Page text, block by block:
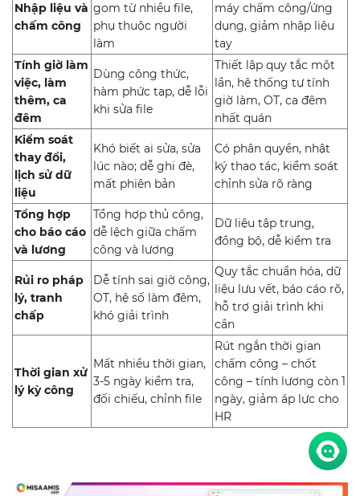
Nhập liệu và
chấm công
gom từ nhiều file,
phụ thuộc người
làm
máy chấm công/ứng
dụng, giảm nhập liệu
tay
Tính giờ làm
việc, làm
thêm, ca
đêm
Dùng công thức,
hàm phức tạp, dễ lỗi
khi sửa file
Thiết lập quy tắc một
lần, hệ thống tự tính
giờ làm, OT, ca đêm
nhất quán
Kiểm soát
thay đổi,
lịch sử dữ
liệu
Khó biết ai sửa, sửa
lúc nào; dễ ghi đè,
mất phiên bản
Có phân quyền, nhật
ký thao tác, kiểm soát
chỉnh sửa rõ ràng
Tổng hợp
cho báo cáo
và lương
Tổng hợp thủ công,
dễ lệch giữa chấm
công và lương
Dữ liệu tập trung,
đồng bộ, dễ kiểm tra
Rủi ro pháp
lý, tranh
chấp
Dễ tính sai giờ công,
OT, hệ số làm đêm,
khó giải trình
Quy tắc chuẩn hóa, dữ
liệu lưu vết, báo cáo rõ,
hỗ trợ giải trình khi
cần
Thời gian xử
lý kỳ công
Mất nhiều thời gian,
3-5 ngày kiểm tra,
đối chiếu, chỉnh file
Rút ngắn thời gian
chấm công – chốt
công – tính lương còn 1
ngày, giảm áp lực cho
HR